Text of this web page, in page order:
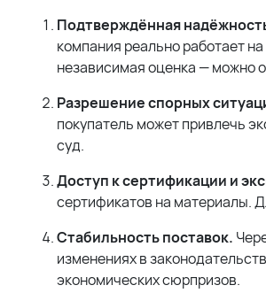
Подтверждённая
компания реально работает
независимая оценка — можно
Разрешение спорных
покупатель может привлечь
суд.
Доступ к сертификации и
сертификатов на материалы.
Стабильность поставок.
изменениях в
экономических сюрпризов.